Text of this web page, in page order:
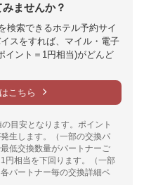
ませんか？
検索できるホテル予約サイ
スをすれば、マイル・電子
イント＝1円相当)がどんど
こちら
目安となります。ポイント
生します。（一部の交換パ
低交換数量がパートナーご
円相当を下回ります。（一部
パートナー毎の交換詳細ペ